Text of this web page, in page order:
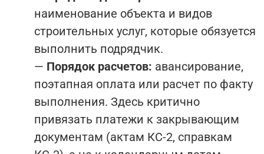
наименование объекта и видов
строительных услуг, которые обязуется
выполнить подрядчик.
— Порядок расчетов: авансирование,
поэтапная оплата или расчет по факту
выполнения. Здесь критично
привязать платежи к закрывающим
документам (актам КС-2, справкам